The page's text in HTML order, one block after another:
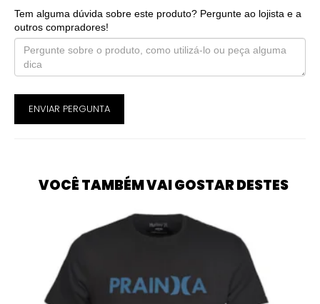
Tem alguma dúvida sobre este produto? Pergunte ao lojista e a
outros compradores!
ENVIAR PERGUNTA
VOCÊ TAMBÉM VAI GOSTAR DESTES